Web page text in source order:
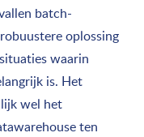
batch-
oplossing
waarin
is. Het
wel het
ten